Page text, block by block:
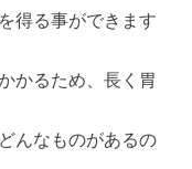
得る事ができます
かるため、長く胃
んなものがあるの